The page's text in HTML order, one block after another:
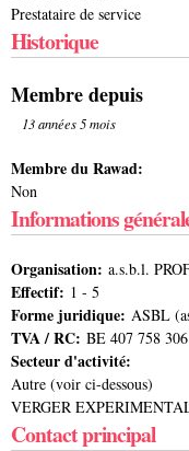
Prestataire de service
Historique
Membre depuis
13 années 5 mois
Membre du Rawad:
Non
Informations
Organisation: a.s.b.l.
Effectif: 1 - 5
Forme juridique: ASBL
TVA / RC: BE 407 758 306
Secteur d'activité:
Autre (voir ci-dessous)
VERGER
Contact principal